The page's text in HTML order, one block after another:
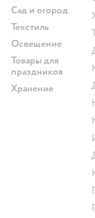
Сад и огород
Текстиль
Освещение
Товары для
праздников
Хранение